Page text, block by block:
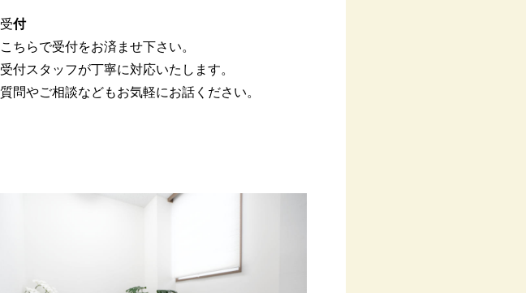
受付
こちらで受付をお済ませ下さい。
受付スタッフが丁寧に対応いたします。
質問やご相談などもお気軽にお話ください。